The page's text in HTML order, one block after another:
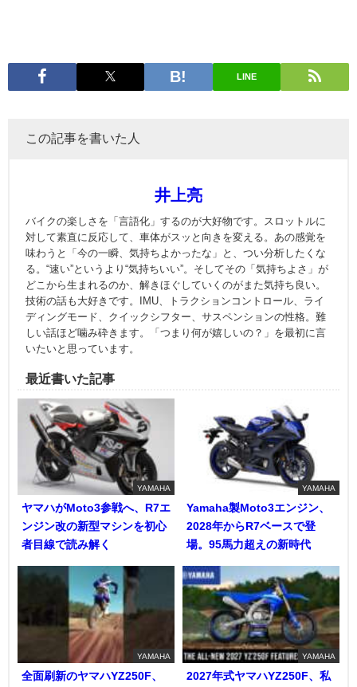
LINE
この記事を書いた人
井上亮
バイクの楽しさを「言語化」するのが大好物です。スロットルに
対して素直に反応して、車体がスッと向きを変える。あの感覚を
味わうと「今の一瞬、気持ちよかったな」と、つい分析したくな
る。“速い”というより“気持ちいい”。そしてその「気持ちよさ」が
どこから生まれるのか、解きほぐしていくのがまた気持ち良い。
技術の話も大好きです。IMU、トラクションコントロール、ライ
ディングモード、クイックシフター、サスペンションの性格。難
しい話ほど噛み砕きます。「つまり何が嬉しいの？」を最初に言
いたいと思っています。
最近書いた記事
YAMAHA
ヤマハがMoto3参戦へ、R7エ
ンジン改の新型マシンを初心
者目線で読み解く
YAMAHA
Yamaha製Moto3エンジン、
2028年からR7ベースで登
場。95馬力超えの新時代
YAMAHA
全面刷新のヤマハYZ250F、
YAMAHA
2027年式ヤマハYZ250F、私